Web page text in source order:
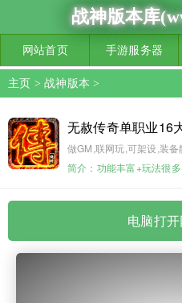
战神版本库
网站首页 手游服务器
主页 >战神版本 >
无赦传奇单职业16
做GM,联网玩,可架设,装备
简介：功能丰富+玩法很
电脑打